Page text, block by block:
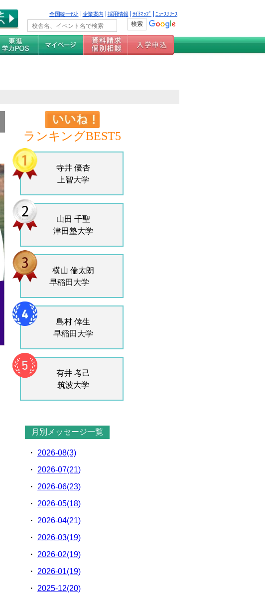
全国統一ﾃｽﾄ 企業案内 採用情報 ｻｲﾄﾏｯﾌﾟ ﾆｭｰｽﾘﾘｰｽ
ランキングBEST5
寺井 優杏
上智大学
山田 千聖
津田塾大学
横山 倫太朗
早稲田大学
島村 倖生
早稲田大学
有井 考己
筑波大学
月別メッセージ一覧
・
2026-08(3)
・
2026-07(21)
・
2026-06(23)
・
2026-05(18)
・
2026-04(21)
・
2026-03(19)
・
2026-02(19)
・
2026-01(19)
・
2025-12(20)